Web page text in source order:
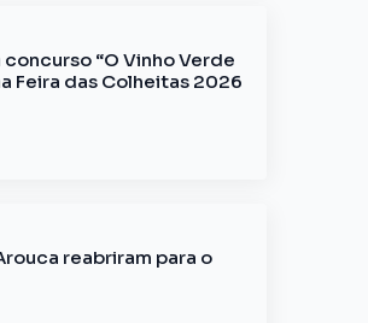
“O Vinho Verde
Feira das Colheitas 2026
reabriram para o